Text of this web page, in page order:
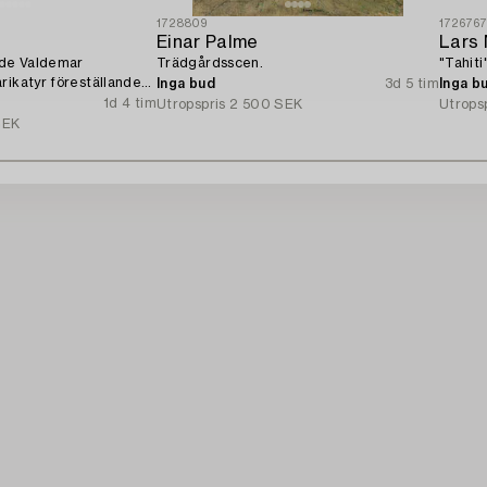
Valdemar
föreställande
1d 4 tim
1728809
Einar Palme
Trädgårdsscen.
Inga bud
3d 5 tim
Utropspris 2 500 SEK
Lars
Inga